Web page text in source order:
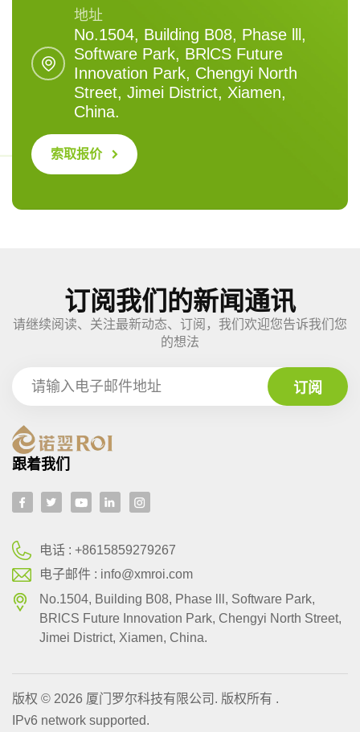
地址
No.1504, Building B08, Phase lll,
Software Park, BRlCS Future
Innovation Park, Chengyi North
Street, Jimei District, Xiamen,
China.
索取报价
订阅我们的新闻通讯
请继续阅读、关注最新动态、订阅，我们欢迎您告诉我们您
的想法
跟着我们
电话 :+8615859279267
电子邮件 : info@xmroi.com
No.1504, Building B08, Phase lll, Software Park,
BRlCS Future Innovation Park, Chengyi North Street,
Jimei District, Xiamen, China.
版权 © 2026 厦门罗尔科技有限公司. 版权所有 .
IPv6 network supported.